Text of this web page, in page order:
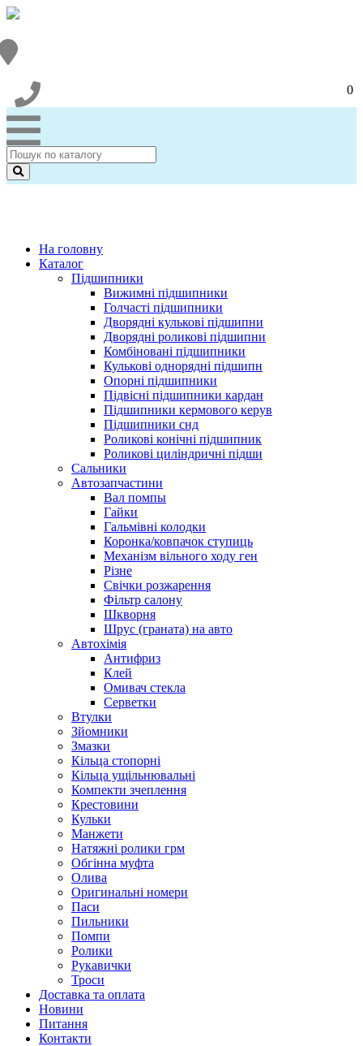
0
На головну
Каталог
Підшипники
Вижимні підшипники
Голчасті підшипники
Дворядні кулькові підшипни
Дворядні роликові підшипни
Комбіновані підшипники
Кулькові однорядні підшипн
Опорні підшипники
Підвісні підшипники кардан
Підшипники кермового керув
Підшипники снд
Роликові конічні підшипник
Роликові циліндричні підши
Сальники
Автозапчастини
Вал помпы
Гайки
Гальмівні колодки
Коронка/ковпачок ступиць
Механізм вільного ходу ген
Різне
Свічки розжарення
Фільтр салону
Шкворня
Шрус (граната) на авто
Автохімія
Антифриз
Клей
Омивач стекла
Серветки
Втулки
Зйомники
Змазки
Кільца стопорні
Кільца ущільнювальні
Компекти зчеплення
Крестовини
Кульки
Манжети
Натяжні ролики грм
Обгінна муфта
Олива
Оригинальні номери
Паси
Пильники
Помпи
Ролики
Рукавички
Троси
Доставка та оплата
Новини
Питання
Контакти